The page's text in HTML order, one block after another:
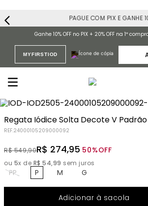
PAGUE COM PIX E GANHE
Ganhe 10% OFF no PIX + 20% OFF na 1ª
MYFIRSTIOD
Regata Iódice Solta Decote V
REF.24000105209000092
R$ 549,90R$ 274,95 50%OFF
ou 5x de R$ 54,99 sem juros
PP P M G
Adicionar à sacola